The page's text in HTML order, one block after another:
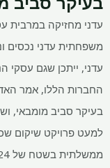
עדני מחזיקה במרבית
משפחתית עדני נכסים
החברות הללו, אמר
בעיקר סביב מומבאי,
למעט פרויקט שיקום